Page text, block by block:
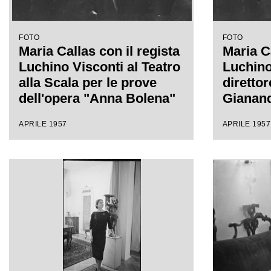
FOTO
Maria Callas con il regista
Luchino Visconti al Teatro
alla Scala per le prove
dell'opera "Anna Bolena"
APRILE 1957
FOTO
Maria
prove
APRILE 1957